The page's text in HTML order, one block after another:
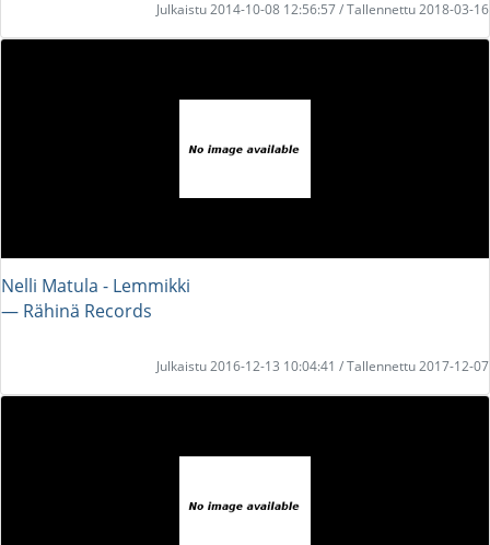
Julkaistu 2014-10-08 12:56:57 / Tallennettu 2018-03-16
Nelli Matula - Lemmikki
― Rähinä Records
Julkaistu 2016-12-13 10:04:41 / Tallennettu 2017-12-07